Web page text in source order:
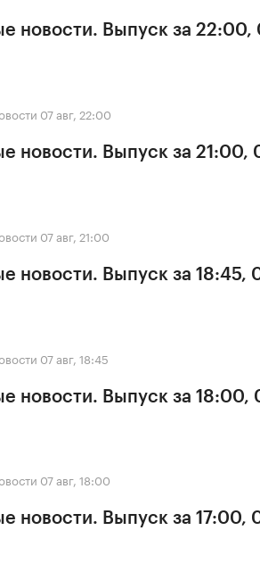
новости. Выпуск за
07 авг, 22:00
новости. Выпуск за 21:00,
07 авг, 21:00
новости. Выпуск за 18:45,
07 авг, 18:45
новости. Выпуск за 18:00,
07 авг, 18:00
новости. Выпуск за 17:00,